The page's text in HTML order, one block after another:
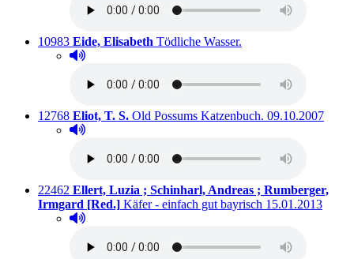
Titelnummer:
10983 von
Eide, Elisabeth Tödliche Wasser.
Hörprobe abspielen
Hörprobe von Tödliche Wasser.
Titelnummer:
12768 von
Eliot, T. S. Old Possums Katzenbuch. Ausleihbar seit
09.10.2007
Hörprobe abspielen
Hörprobe von Old Possums Katzenbuch.
Titelnummer:
22462 von
Ellert, Luzia ; Schinharl, Andreas ; Rumberger,
Irmgard [Red.]: Käfer - einfach gut bayrisch Ausleihbar seit
15.01.2013
Hörprobe abspielen
Hörprobe von Käfer - einfach gut bayrisch